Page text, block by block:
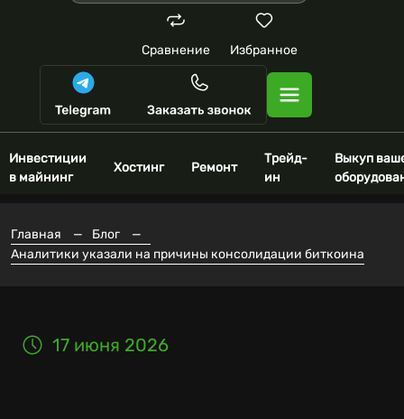
Сравнение Избранное
Инвестиции
в майнинг
Хостинг Ремонт
Трейд-
ин
Выкуп
Главная — Блог
—
Аналитики указали на причины консолидации биткоина
17 июня 2026